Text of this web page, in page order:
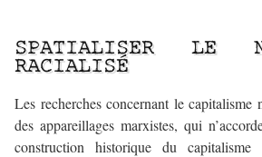
SPATIALISER LE
RACIALISÉ
Les recherches concernant le capitalisme
des appareillages marxistes, qui
construction historique du